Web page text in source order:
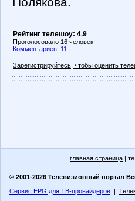
Рейтинг телешоу: 4.9
Проголосовало 16 человек
Комментариев: 11
Зарегистрируйтесь, чтобы оценить
главная страница |
© 2001-2026 Телевизионный портал
Сервис EPG для ТВ-провайдеров |